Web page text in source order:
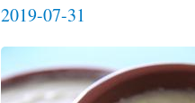
2019-07-31